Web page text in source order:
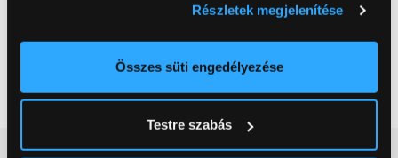
elhelyezkedéséről pár méteres pontossággal
Az Ön készülékén beazonosítása annak konkrét
módjairól és adja meg preferenciáit aRészletek
pontban. Bármikor módosíthatja vagy visszavonhatja a
Részletek megjelenítése
Összes süti engedélyezése
Testre szabás
Gorenje N619EAXL4
179 999 Ft
Vásárlói vélemények(0)